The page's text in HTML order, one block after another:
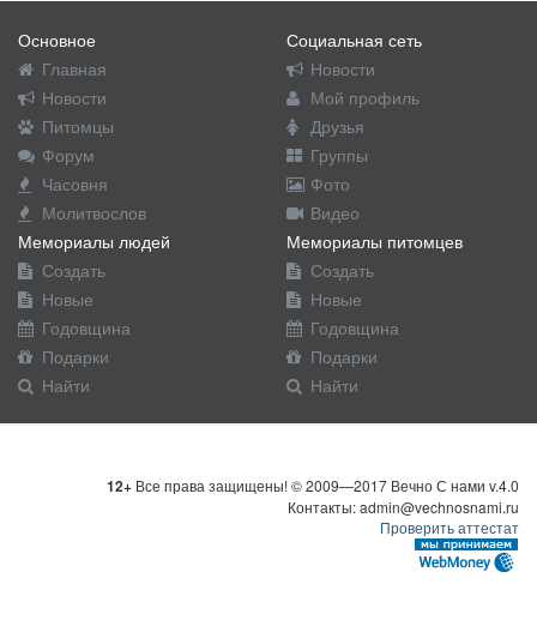
Основное
Главная
Новости
Питомцы
Форум
Часовня
Молитвослов
Социальная сеть
Новости
Мой профиль
Друзья
Группы
Фото
Видео
Мемориалы людей
Создать
Новые
Годовщина
Подарки
Найти
Мемориалы питомцев
Создать
Новые
Годовщина
Подарки
Найти
12+ Все права защищены! © 2009—2017 Вечно С нами v.4.0
Контакты: admin@vechnosnami.ru
Проверить аттестат